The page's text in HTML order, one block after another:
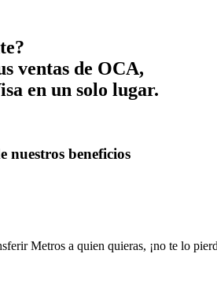
ventas de OCA,
en un solo lugar.
nuestros beneficios
Metros a quien quieras, ¡no te lo